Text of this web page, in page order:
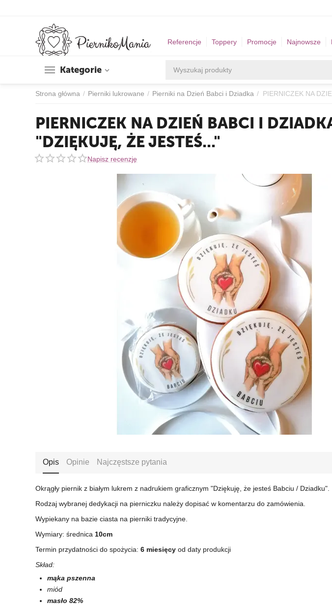
Referencje Toppery Promocje Najnowsze
Kategorie
Strona główna / Pierniki lukrowane / Pierniki na Dzień Babci i Dziadka / PIERNICZEK NA
PIERNICZEK NA DZIEŃ BABCI I
"DZIĘKUJĘ, ŻE JESTEŚ..."
Napisz recenzję
Opis Opinie Najczęstsze pytania
Okrągły piernik z białym lukrem z nadrukiem graficznym "Dziękuję, że jesteś Babciu / Dziadku".
Rodzaj wybranej dedykacji na pierniczku należy dopisać w komentarzu do zamówienia.
Wypiekany na bazie ciasta na pierniki tradycyjne.
Wymiary: średnica 10cm
Termin przydatności do spożycia: 6 miesięcy od daty produkcji
Skład:
mąka pszenna
miód
masło 82%